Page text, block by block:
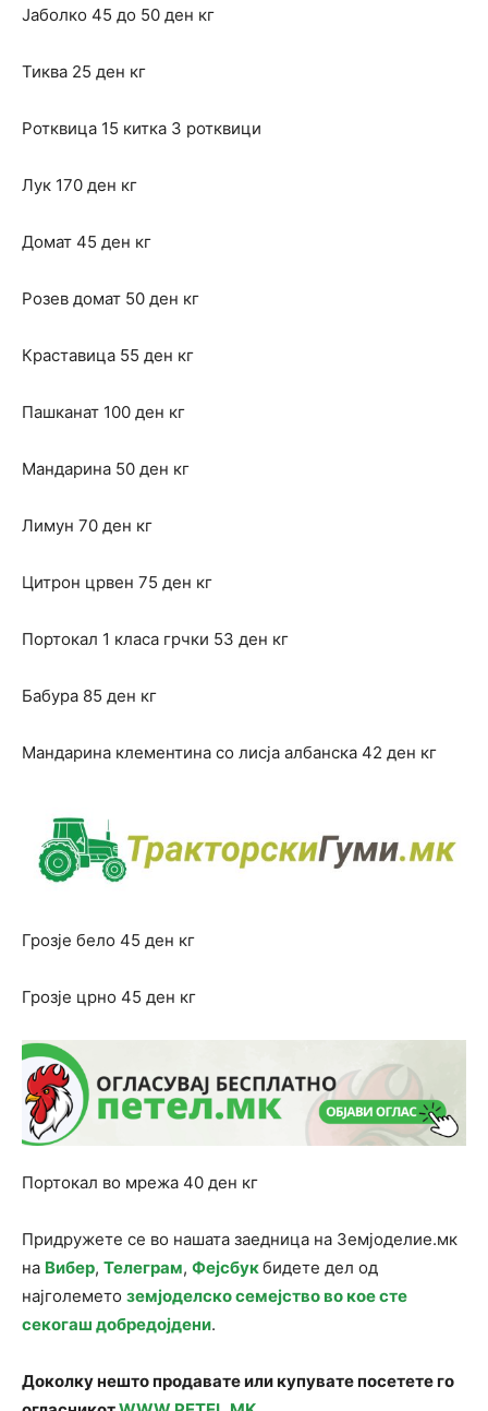
Јаболко 45 до 50 ден кг
Тиква 25 ден кг
Ротквица 15 китка 3 ротквици
Лук 170 ден кг
Домат 45 ден кг
Розев домат 50 ден кг
Краставица 55 ден кг
Пашканат 100 ден кг
Мандарина 50 ден кг
Лимун 70 ден кг
Цитрон црвен 75 ден кг
Портокал 1 класа грчки 53 ден кг
Бабура 85 ден кг
Мандарина клементина со лисја албанска 42 ден кг
Грозје бело 45 ден кг
Грозје црно 45 ден кг
Портокал во мрежа 40 ден кг
Придружете се во нашата заедница на Земјоделие.мк
на Вибер, Телеграм, Фејсбукбидете дел од
најголемето земјоделско семејство во кое сте
секогаш добредојдени.
Доколку нешто продавате или купувате посетете го